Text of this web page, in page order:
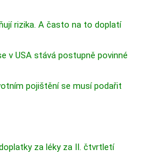
rizika. A často na to doplatí
v USA stává postupně povinné
pojištění se musí podařit
za léky za II. čtvrtletí